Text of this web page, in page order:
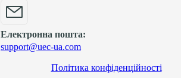
Електронна пошта:
support@uec-ua.com
Політика конфіденційності